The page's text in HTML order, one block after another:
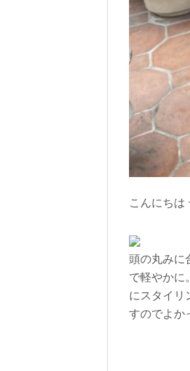
こんにちは
頭の丸みに
で軽やかに
にスタイリ
すのでよか